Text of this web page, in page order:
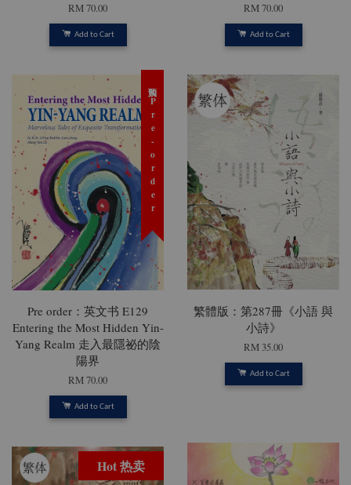
RM 70.00
Add to Cart
RM 70.00
Add to Cart
预购 Pre-order
Pre order：英文书 E129
Entering the Most Hidden Yin-
Yang Realm 走入最隱祕的陰
陽界
RM 70.00
Add to Cart
繁體版：第287冊《小語 與
小詩》
RM 35.00
Add to Cart
Hot 热卖